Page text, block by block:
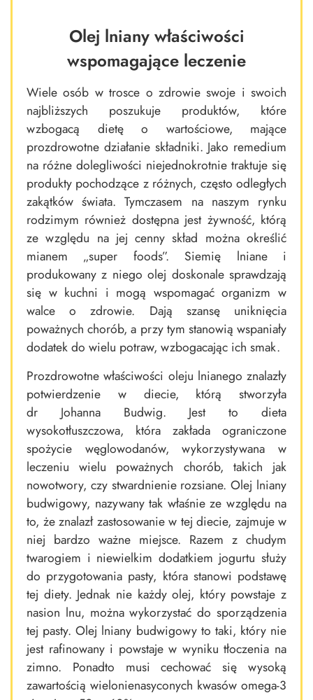
Olej lniany właściwości
wspomagające leczenie
Wiele osób w trosce o zdrowie swoje i swoich
najbliższych poszukuje produktów, które
wzbogacą dietę o wartościowe, mające
prozdrowotne działanie składniki. Jako remedium
na różne dolegliwości niejednokrotnie traktuje się
produkty pochodzące z różnych, często odległych
zakątków świata. Tymczasem na naszym rynku
rodzimym również dostępna jest żywność, którą
ze względu na jej cenny skład można określić
mianem „super foods”. Siemię lniane i
produkowany z niego olej doskonale sprawdzają
się w kuchni i mogą wspomagać organizm w
walce o zdrowie. Dają szansę uniknięcia
poważnych chorób, a przy tym stanowią wspaniały
dodatek do wielu potraw, wzbogacając ich smak.
Prozdrowotne właściwości oleju lnianego znalazły
potwierdzenie w diecie, którą stworzyła
dr Johanna Budwig. Jest to dieta
wysokotłuszczowa, która zakłada ograniczone
spożycie węglowodanów, wykorzystywana w
leczeniu wielu poważnych chorób, takich jak
nowotwory, czy stwardnienie rozsiane. Olej lniany
budwigowy, nazywany tak właśnie ze względu na
to, że znalazł zastosowanie w tej diecie, zajmuje w
niej bardzo ważne miejsce. Razem z chudym
twarogiem i niewielkim dodatkiem jogurtu służy
do przygotowania pasty, która stanowi podstawę
tej diety. Jednak nie każdy olej, który powstaje z
nasion lnu, można wykorzystać do sporządzenia
tej pasty. Olej lniany budwigowy to taki, który nie
jest rafinowany i powstaje w wyniku tłoczenia na
zimno. Ponadto musi cechować się wysoką
zawartością wielonienasyconych kwasów omega-3